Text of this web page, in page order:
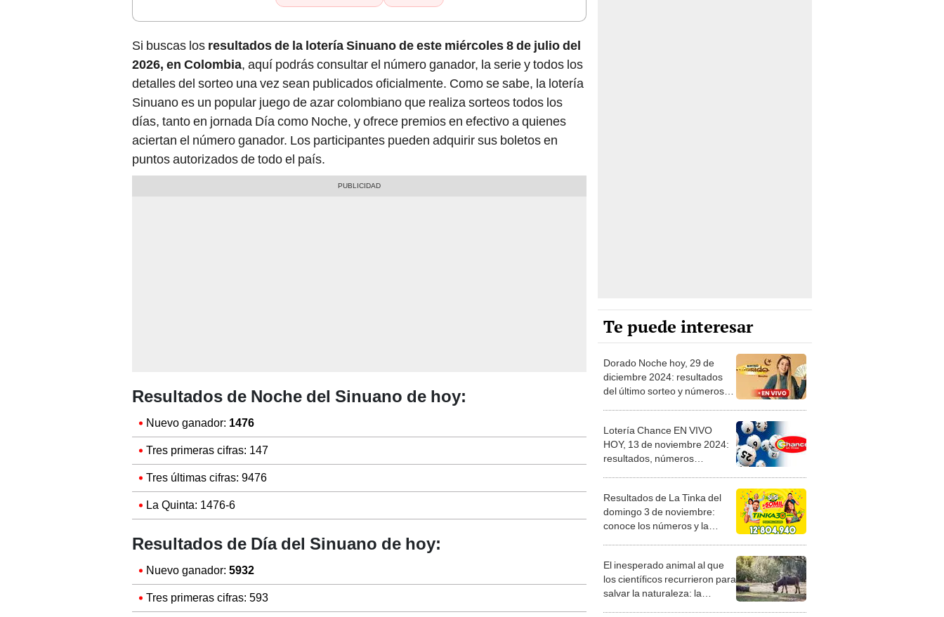
Si buscas los resultados de la lotería Sinuano de este miércoles 8 de julio del
2026, en Colombia, aquí podrás consultar el número ganador, la serie y todos los
detalles del sorteo una vez sean publicados oficialmente. Como se sabe, la lotería
Sinuano es un popular juego de azar colombiano que realiza sorteos todos los
días, tanto en jornada Día como Noche, y ofrece premios en efectivo a quienes
aciertan el número ganador. Los participantes pueden adquirir sus boletos en
puntos autorizados de todo el país.
Resultados de Noche del Sinuano de hoy:
Nuevo ganador: 1476
Tres primeras cifras: 147
Tres últimas cifras: 9476
La Quinta: 1476-6
Resultados de Día del Sinuano de hoy:
Nuevo ganador: 5932
Tres primeras cifras: 593
Te puede interesar
Dorado Noche hoy, 29 de
diciembre 2024: resultados
del último sorteo y números
Lotería Chance EN VIVO
HOY, 13 de noviembre 2024:
resultados, números
Resultados de La Tinka del
domingo 3 de noviembre:
conoce los números y la
El inesperado animal al que
los científicos recurrieron para
salvar la naturaleza: la